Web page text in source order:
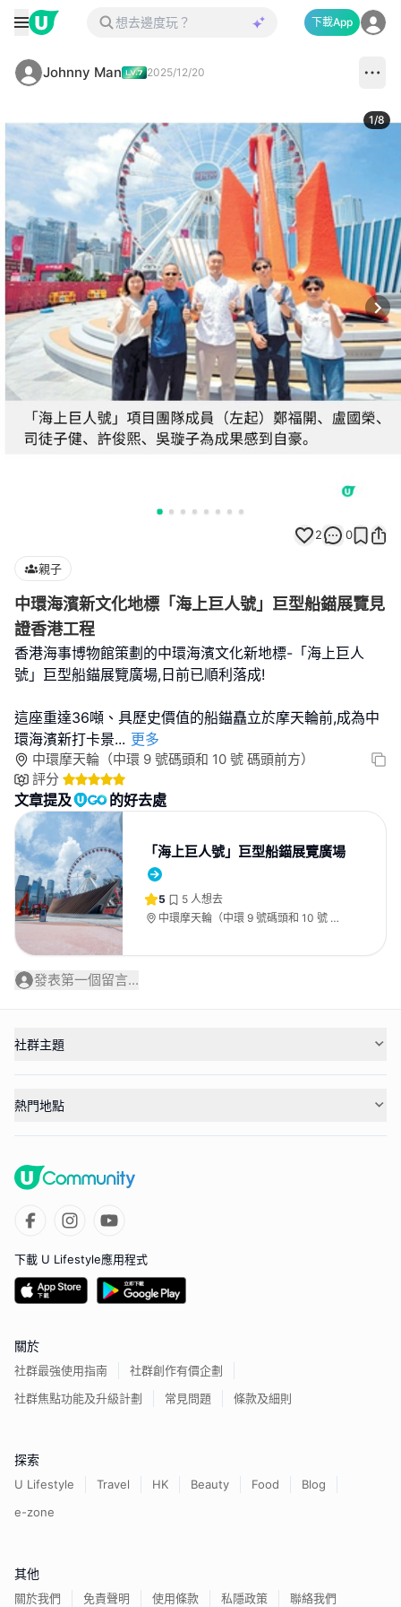
下載App
Johnny Man 2025/12/20
1/8
2 0
親子
中環海濱新文化地標「海上巨人號」巨型船錨展覽見
證香港工程
香港海事博物館策劃的中環海濱文化新地標-「海上巨人
號」巨型船錨展覽廣場,日前已順利落成!
這座重達36噸、具歷史價值的船錨矗立於摩天輪前,成為中
環海濱新打卡景... 更多
中環摩天輪（中環 9 號碼頭和 10 號 碼頭前方）
評分
文章提及 的好去處
「海上巨人號」巨型船錨展覽廣場
5 5 人想去
中環摩天輪（中環 9 號碼頭和 10 號 碼
發表第一個留言...
社群主題
熱門地點
下載 U Lifestyle應用程式
關於
社群最強使用指南
社群創作有價企劃
社群焦點功能及升級計劃
常見問題 條款及細則
探索
U Lifestyle Travel HK Beauty Food
Blog
e-zone
其他
關於我們 免責聲明 使用條款 私隱政策 聯絡我們